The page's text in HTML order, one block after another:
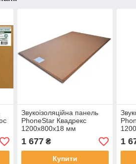
Звукоізоляційна панель
PhoneStar Квадрекс
1200х800х18 мм
1 677₴
Купити
1